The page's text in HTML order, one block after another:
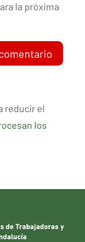
la próxima
reducir el
los